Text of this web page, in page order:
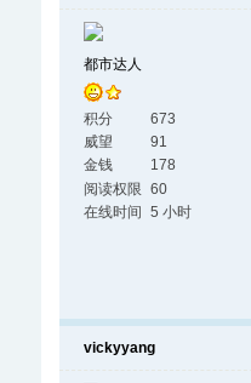
都市达人
积分
673
威望
91
金钱
178
阅读权限 60
在线时间 5 小时
vickyyang